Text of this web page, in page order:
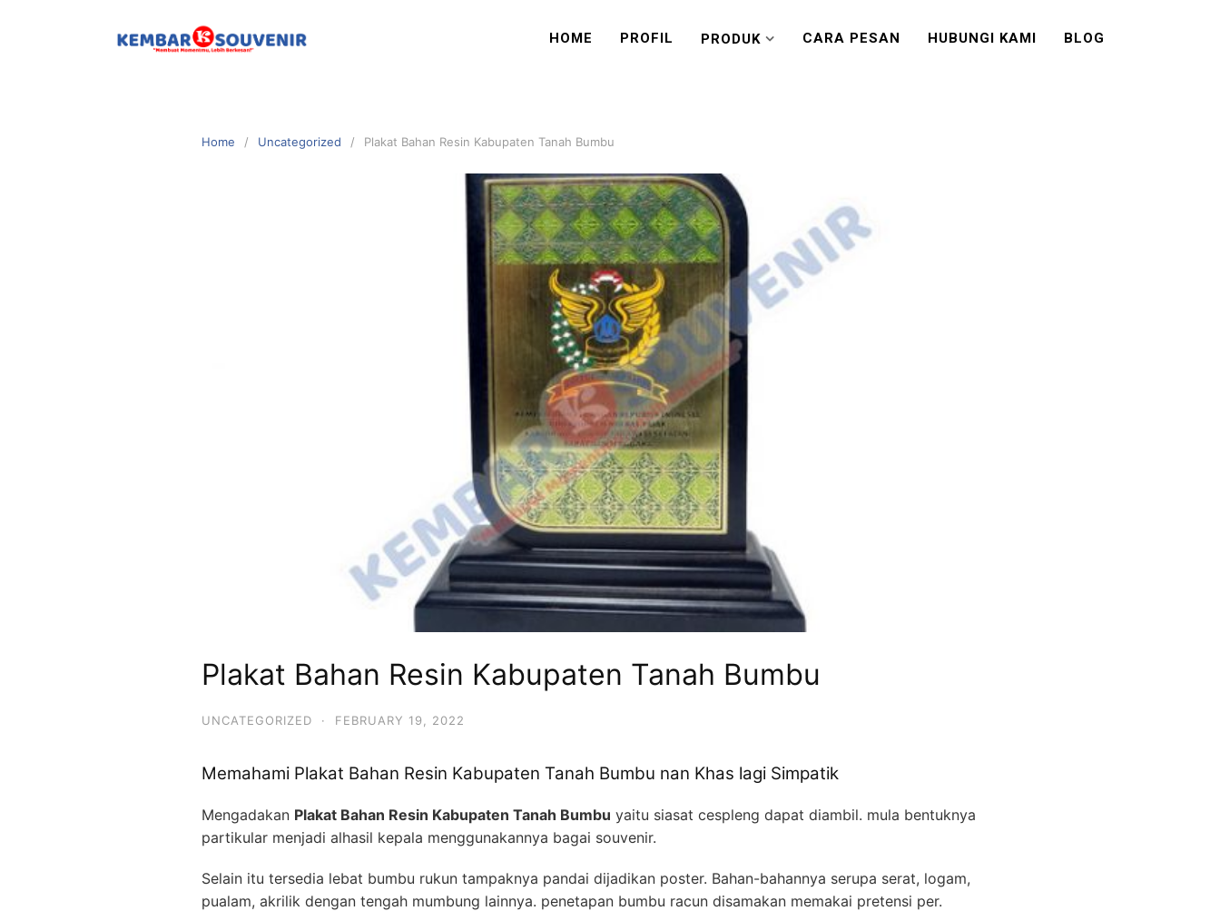
HOME PROFIL PRODUK CARA PESAN HUBUNGI KAMI BLOG
Home Uncategorized Plakat Bahan Resin Kabupaten Tanah Bumbu
Plakat Bahan Resin Kabupaten Tanah Bumbu
UNCATEGORIZED · FEBRUARY 19, 2022
Memahami Plakat Bahan Resin Kabupaten Tanah Bumbu nan Khas lagi Simpatik
Mengadakan Plakat Bahan Resin Kabupaten Tanah Bumbu yaitu siasat cespleng dapat diambil. mula bentuknya
partikular menjadi alhasil kepala menggunakannya bagai souvenir.
Selain itu tersedia lebat bumbu rukun tampaknya pandai dijadikan poster. Bahan-bahannya serupa serat, logam,
pualam, akrilik dengan tengah mumbung lainnya. penetapan bumbu racun disamakan memakai pretensi per.